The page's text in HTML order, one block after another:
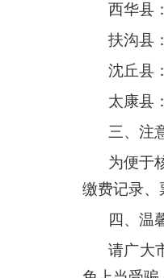
西华县
扶沟县
沈丘县
太康县
三、注
为便于
缴费记录、
四、温
请广大